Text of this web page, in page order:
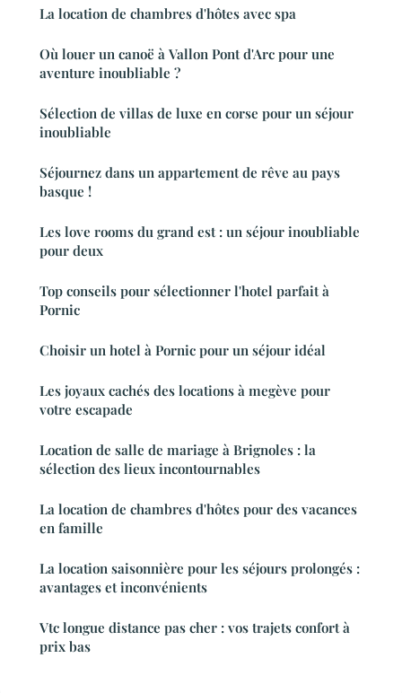
La location de chambres d'hôtes avec spa
Où louer un canoë à Vallon Pont d'Arc pour une
aventure inoubliable ?
Sélection de villas de luxe en corse pour un séjour
inoubliable
Séjournez dans un appartement de rêve au pays
basque !
Les love rooms du grand est : un séjour inoubliable
pour deux
Top conseils pour sélectionner l'hotel parfait à
Pornic
Choisir un hotel à Pornic pour un séjour idéal
Les joyaux cachés des locations à megève pour
votre escapade
Location de salle de mariage à Brignoles : la
sélection des lieux incontournables
La location de chambres d'hôtes pour des vacances
en famille
La location saisonnière pour les séjours prolongés :
avantages et inconvénients
Vtc longue distance pas cher : vos trajets confort à
prix bas